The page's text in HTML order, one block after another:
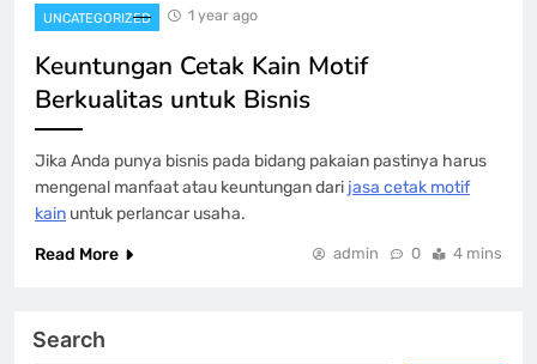
UNCATEGORIZED 1 year ago
Keuntungan Cetak Kain Motif
Berkualitas untuk Bisnis
Jika Anda punya bisnis pada bidang pakaian pastinya harus
mengenal manfaat atau keuntungan dari jasa cetak motif
kain untuk perlancar usaha.
Read More
admin 0 4 mins
Search